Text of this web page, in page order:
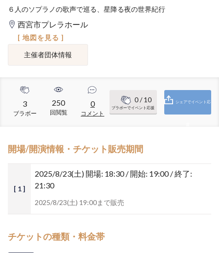
６人のソプラノの歌声で巡る、星降る夜の世界紀行
西宮市プレラホール
[ 地図を見る ]
主催者団体情報
3
ブラボー
250
回閲覧
0
コメント
0/ 10
ブラボーでイベント応援
シェアでイベント応
開場/開演情報・チケット販売期間
[ 1 ]
2025/8/23(土) 開場: 18:30 / 開始: 19:00 / 終了:
21:30
2025/8/23(土) 19:00まで販売
チケットの種類・料金帯